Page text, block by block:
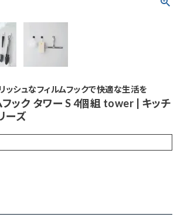
ッシュなフィルムフックで快適な生活を
ック タワー S 4個組 tower | キッチ
ーズ